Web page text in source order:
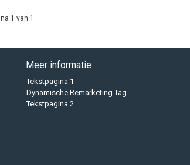
1 van 1
Meer informatie
Tekstpagina 1
Dynamische Remarketing Tag
Tekstpagina 2